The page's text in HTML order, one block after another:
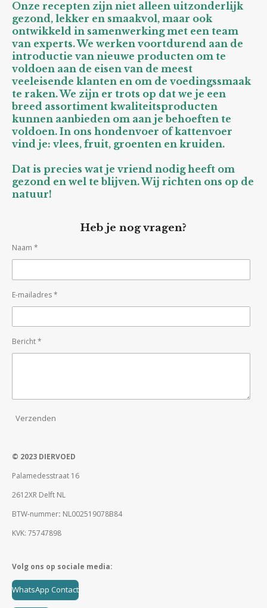
Onze recepten zijn niet alleen uitzonderlijk
gezond, lekker en smaakvol, maar ook
ontwikkeld in samenwerking met een team
van experts. We werken voortdurend aan de
introductie van nieuwe producten om te
voldoen aan de eisen van de meest
veeleisende klanten en om de voedingssmaak
te raken. We zijn er trots op dat we je een
breed assortiment kwaliteitsproducten
kunnen aanbieden om aan je behoeften te
voldoen. In ons hondenvoer of kattenvoer
vind je: vlees, fruit, groenten en kruiden.
Dat is precies wat je vriend nodig heeft om
gezond en wel te blijven. Wij richten ons op de
natuur!
Heb je nog vragen?
Naam *
E-mailadres *
Bericht *
Verzenden
© 2023 DIERVOED
Palamedesstraat 16
2612XR Delft NL
BTW-nummer: NL002519078B84
KVK: 75747898
Volg ons op sociale media:
WhatsApp Contact